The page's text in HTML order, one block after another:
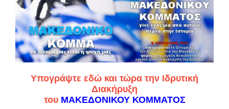
Υπογράψτε εδώ και τώρα την Ιδρυτική
Διακήρυξη
του ΜΑΚΕΔΟΝΙΚΟΥ ΚΟΜΜΑΤΟΣ